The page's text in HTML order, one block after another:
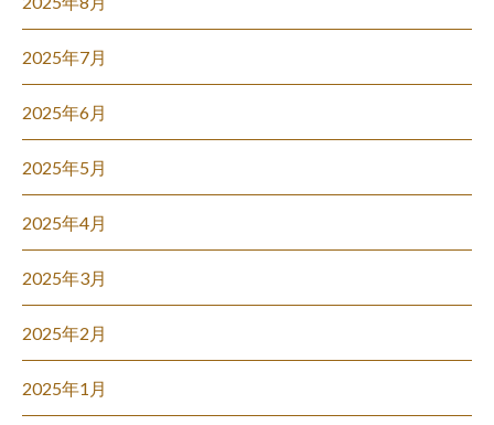
2025年7月
2025年6月
2025年5月
2025年4月
2025年3月
2025年2月
2025年1月